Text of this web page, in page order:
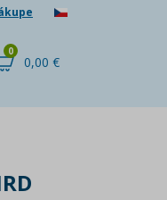
0,00 €
0